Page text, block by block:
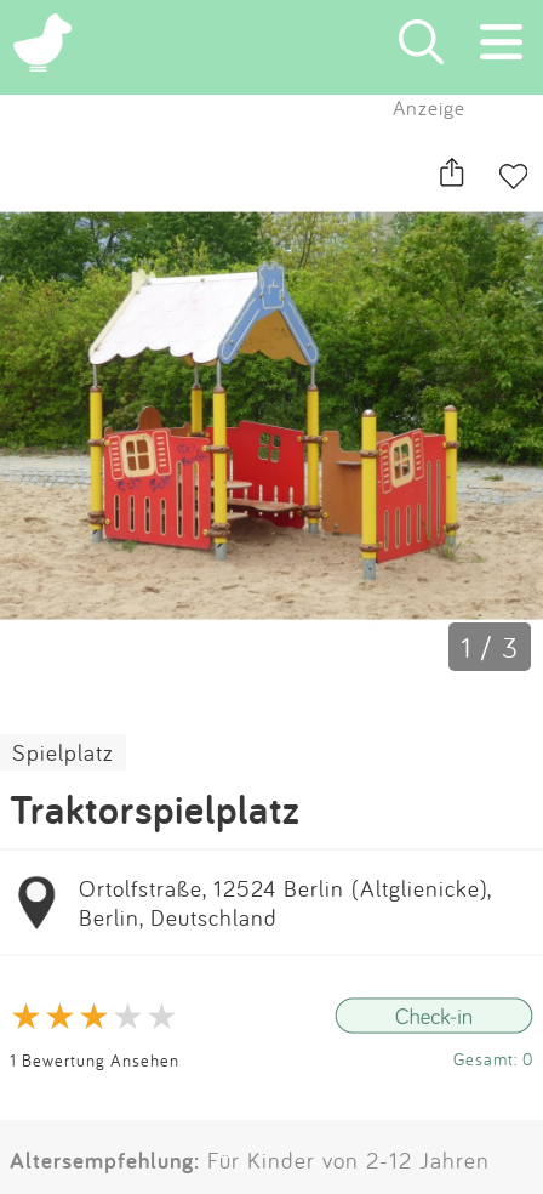
×
Eintragen
App
Blog
Partner
Kontakt
Impressum
Anzeige
1 / 3
Spielplatz
Traktorspielplatz
Ortolfstraße, 12524 Berlin (Altglienicke),
Berlin, Deutschland
1 Bewertung Ansehen Gesamt: 0
Altersempfehlung: Für Kinder von 2-12 Jahren